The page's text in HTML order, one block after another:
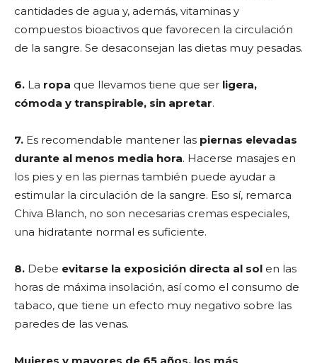
cantidades de agua y, además, vitaminas y
compuestos bioactivos que favorecen la circulación
de la sangre. Se desaconsejan las dietas muy pesadas.
6. La ropa que llevamos tiene que ser ligera,
cómoda y transpirable, sin apretar.
7. Es recomendable mantener las piernas elevadas
durante al menos media hora. Hacerse masajes en
los pies y en las piernas también puede ayudar a
estimular la circulación de la sangre. Eso sí, remarca
Chiva Blanch, no son necesarias cremas especiales,
una hidratante normal es suficiente.
8. Debe evitarse la exposición directa al sol en las
horas de máxima insolación, así como el consumo de
tabaco, que tiene un efecto muy negativo sobre las
paredes de las venas.
Mujeres y mayores de 65 años, los más